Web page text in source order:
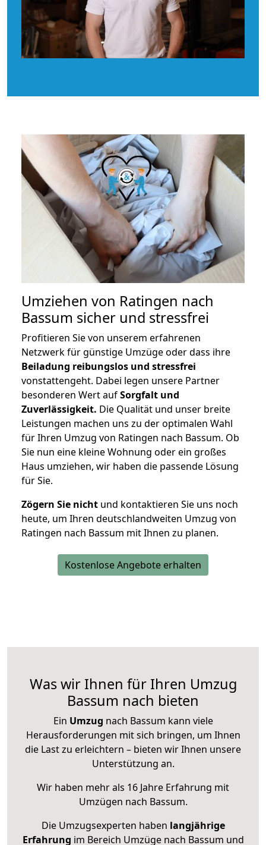
Umziehen von Ratingen nach
Bassum sicher und stressfrei
Profitieren Sie von unserem erfahrenen
Netzwerk für günstige Umzüge oder dass ihre
Beiladung reibungslos und stressfrei
vonstattengeht. Dabei legen unsere Partner
besonderen Wert aufSorgfalt und
Zuverlässigkeit. Die Qualität und unser breite
Leistungen machen uns zu der optimalen Wahl
für Ihren Umzug von Ratingen nach Bassum. Ob
Sie nun eine kleine Wohnung oder ein großes
Haus umziehen, wir haben die passende Lösung
für Sie.
Zögern Sie nicht und kontaktieren Sie uns noch
heute, um Ihren deutschlandweiten Umzug von
Ratingen nach Bassum mit Ihnen zu planen.
Kostenlose Angebote erhalten
Was wir Ihnen für Ihren Umzug
Bassum nach bieten
Ein Umzug nach Bassum kann viele
Herausforderungen mit sich bringen, um Ihnen
die Last zu erleichtern – bieten wir Ihnen unsere
Unterstützung an.
Wir haben mehr als 16 Jahre Erfahrung mit
Umzügen nach Bassum.
Die Umzugsexperten haben langjährige
Erfahrung im Bereich Umzüge nach Bassum und